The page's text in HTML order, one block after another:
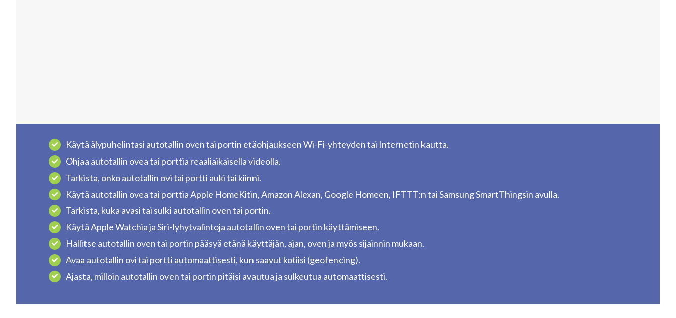
Käytä älypuhelintasi autotallin oven tai portin etäohjaukseen Wi-Fi-yhteyden tai Internetin kautta.
Ohjaa autotallin ovea tai porttia reaaliaikaisella videolla.
Tarkista, onko autotallin ovi tai portti auki tai kiinni.
Käytä autotallin ovea tai porttia Apple HomeKitin, Amazon Alexan, Google Homeen, IFTTT:n tai Samsung SmartThingsin avulla.
Tarkista, kuka avasi tai sulki autotallin oven tai portin.
Käytä Apple Watchia ja Siri-lyhytvalintoja autotallin oven tai portin käyttämiseen.
Hallitse autotallin oven tai portin pääsyä etänä käyttäjän, ajan, oven ja myös sijainnin mukaan.
Avaa autotallin ovi tai portti automaattisesti, kun saavut kotiisi (geofencing).
Ajasta, milloin autotallin oven tai portin pitäisi avautua ja sulkeutua automaattisesti.